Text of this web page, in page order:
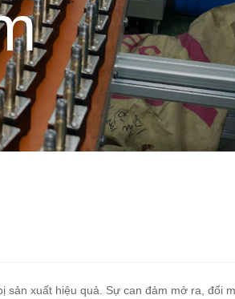
sản xuất hiệu quả. Sự can đảm mở ra, đổi